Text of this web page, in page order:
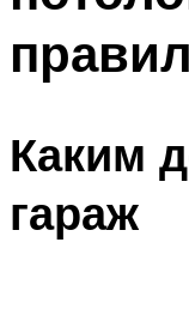
Каким
гараж